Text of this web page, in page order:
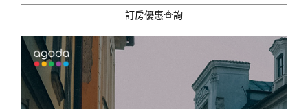
訂房優惠查詢